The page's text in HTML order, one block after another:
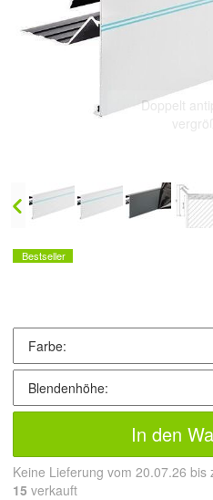
Doppelt
Bestseller
In den
Keine Lieferung vom 20.07.26
15 verkauft